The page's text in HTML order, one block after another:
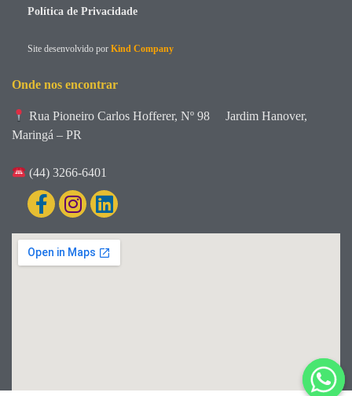
Política de Privacidade
Site desenvolvido por Kind Company
Onde nos encontrar
Rua Pioneiro Carlos Hofferer, Nº 98
Jardim Hanover,
Maringá – PR
(44) 3266-6401